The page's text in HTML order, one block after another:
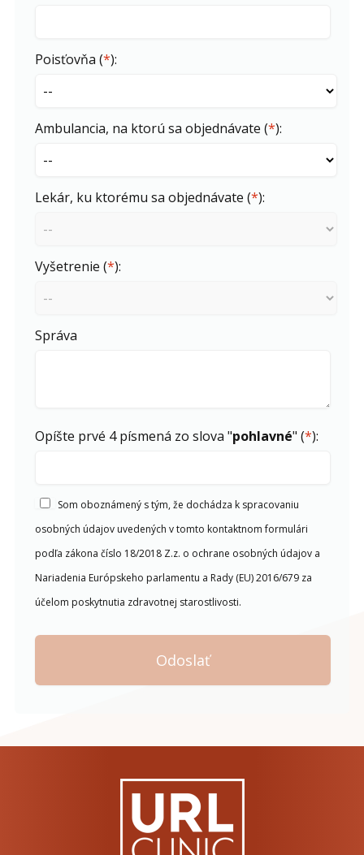
Poisťovňa (*):
Ambulancia, na ktorú sa objednávate (*):
Lekár, ku ktorému sa objednávate (*):
Vyšetrenie (*):
Správa
Opíšte prvé 4 písmená zo slova "pohlavné" (*):
Som oboznámený s tým, že dochádza k spracovaniu
osobných údajov uvedených v tomto kontaktnom formulári
podľa zákona číslo 18/2018 Z.z. o ochrane osobných údajov a
Nariadenia Európskeho parlamentu a Rady (EU) 2016/679 za
účelom poskytnutia zdravotnej starostlivosti.